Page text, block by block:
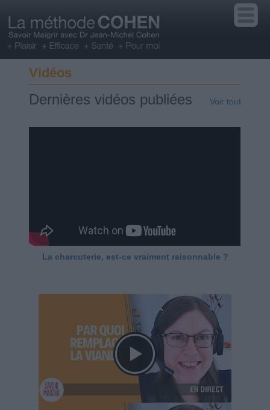
Vidéos
Dernières vidéos publiées Voir tout
La charcuterie, est-ce vraiment raisonnable ?